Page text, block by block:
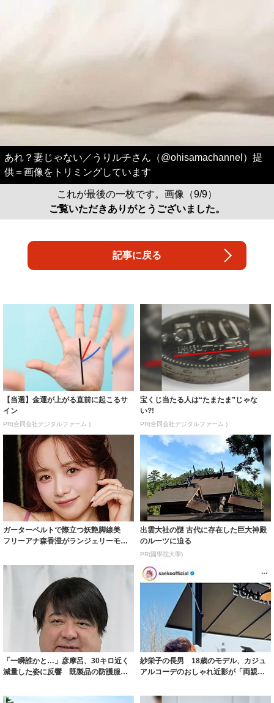
あれ？妻じゃない／うりルチさん（@ohisamachannel）提
供＝画像をトリミングしています
これが最後の一枚です。画像（9/9）
ご覧いただきありがとうございました。
記事に戻る
【当選】金運が上がる直前に起こるサ
イン
PR(合同会社デジタルファーム )
宝くじ当たる人は“たまたま”じゃな
い?!
PR(合同会社デジタルファーム )
ガーターベルトで際立つ妖艶脚線美
フリーアナ森香澄がランジェリーモデ
出雲大社の謎 古代に存在した巨大神殿
のルーツに迫る
PR(國學院大學)
「一瞬誰かと…」彦摩呂、30キロ近く
減量した姿に反響 既製品の防護服が
紗栄子の長男 18歳のモデル、カジュ
アルコーデのおしゃれ近影が「両親の